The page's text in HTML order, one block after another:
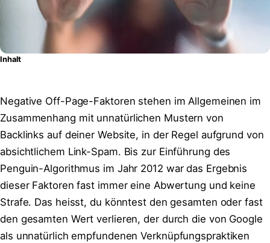
Inhalt
Negative Off-Page-Faktoren stehen im Allgemeinen im
Zusammenhang mit unnatürlichen Mustern von
Backlinks auf deiner Website, in der Regel aufgrund von
absichtlichem Link-Spam. Bis zur Einführung des
Penguin-Algorithmus im Jahr 2012 war das Ergebnis
dieser Faktoren fast immer eine Abwertung und keine
Strafe. Das heisst, du könntest den gesamten oder fast
den gesamten Wert verlieren, der durch die von Google
als unnatürlich empfundenen Verknüpfungspraktiken